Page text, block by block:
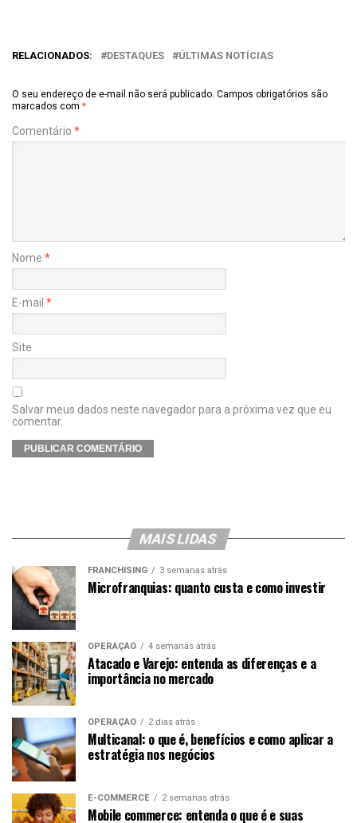
RELACIONADOS: DESTAQUES ÚLTIMAS NOTÍCIAS
O seu endereço de e-mail não será publicado. Campos obrigatórios são
marcados com *
Comentário *
Nome *
E-mail *
Site
Salvar meus dados neste navegador para a próxima vez que eu
comentar.
MAIS LIDAS
FRANCHISING 3 semanas atrás
Microfranquias: quanto custa e como investir
OPERAÇÃO 4 semanas atrás
Atacado e Varejo: entenda as diferenças e a
importância no mercado
OPERAÇÃO 2 dias atrás
Multicanal: o que é, benefícios e como aplicar a
estratégia nos negócios
E-COMMERCE 2 semanas atrás
Mobile commerce: entenda o que é e suas